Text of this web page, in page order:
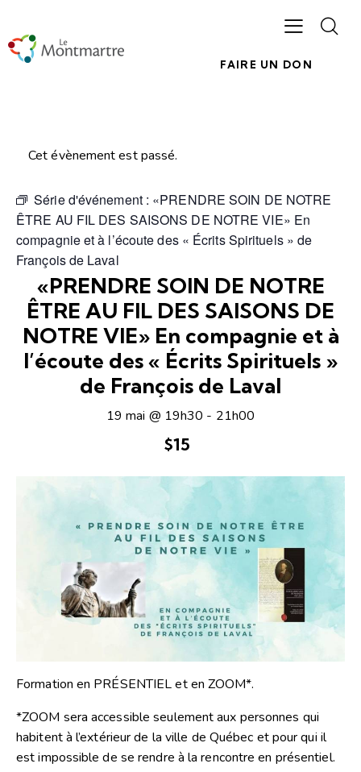
FAIRE UN DON
Cet évènement est passé.
Série d'événement : «PRENDRE SOIN DE NOTRE
ÊTRE AU FIL DES SAISONS DE NOTRE VIE» En
compagnie et à l’écoute des « Écrits Spirituels » de
François de Laval
«PRENDRE SOIN DE NOTRE
ÊTRE AU FIL DES SAISONS DE
NOTRE VIE» En compagnie et à
l’écoute des « Écrits Spirituels »
de François de Laval
19 mai @ 19h30 - 21h00
$15
Formation en PRÉSENTIEL et en ZOOM*.
*ZOOM sera accessible seulement aux personnes qui
habitent à l’extérieur de la ville de Québec et pour qui il
est impossible de se rendre à la rencontre en présentiel.